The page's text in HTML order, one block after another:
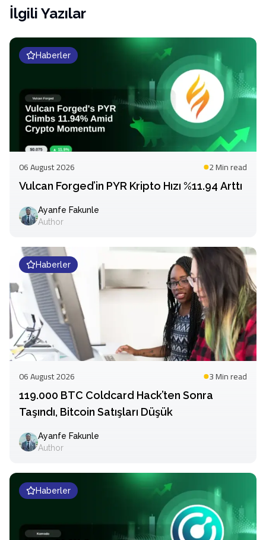
İlgili Yazılar
Haberler
06 August 2026 2 Minread
Vulcan Forged’in PYR Kripto Hızı %11.94 Arttı
Ayanfe Fakunle
Author
Haberler
06 August 2026 3 Minread
119.000 BTC Coldcard Hack’ten Sonra
Taşındı, Bitcoin Satışları Düşük
Ayanfe Fakunle
Author
Haberler